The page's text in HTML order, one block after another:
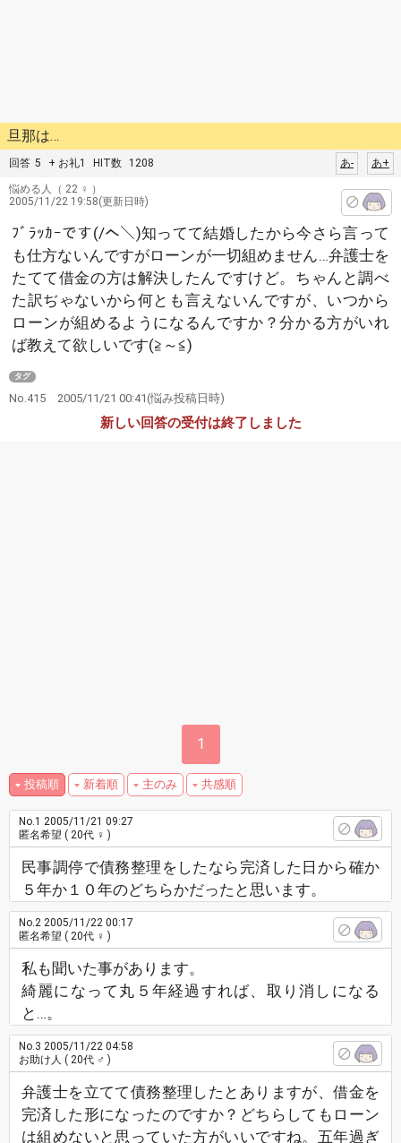
旦那は…
回答 5 + お礼1 HIT数 1208 あ+
あ-
悩める人
（ 22 ♀ ）
2005/11/22 19:58(更新日時)
ﾌﾞﾗｯｶｰです(/へ＼)知ってて結婚したから今さら言って
も仕方ないんですがローンが一切組めません…弁護士を
たてて借金の方は解決したんですけど。ちゃんと調べ
た訳ぢゃないから何とも言えないんですが、いつから
ローンが組めるようになるんですか？分かる方がいれ
ば教えて欲しいです(≧～≦)
タグ
No.415 2005/11/21 00:41 (悩み投稿日時)
新しい回答の受付は終了しました
1
投稿順 新着順 主のみ 共感順
No.1 2005/11/21 09:27
匿名希望 ( 20代 ♀ )
民事調停で債務整理をしたなら完済した日から確か
５年か１０年のどちらかだったと思います。
No.2 2005/11/22 00:17
匿名希望 ( 20代 ♀ )
私も聞いた事があります。
綺麗になって丸５年経過すれば、取り消しになる
と…。
No.3 2005/11/22 04:58
お助け人 ( 20代 ♂ )
弁護士を立てて債務整理したとありますが、借金を
完済した形になったのですか？どちらしてもローン
は組めないと思っていた方がいいですね。五年過ぎ